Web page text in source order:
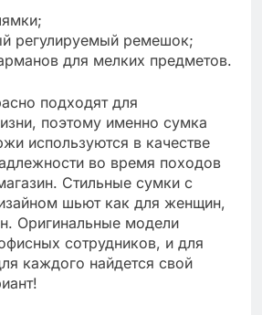
регулируемый ремешок;
для мелких предметов.
подходят для
поэтому именно сумка
используются в качестве
во время походов
Стильные сумки с
шьют как для женщин,
Оригинальные модели
сотрудников, и для
каждого найдется свой